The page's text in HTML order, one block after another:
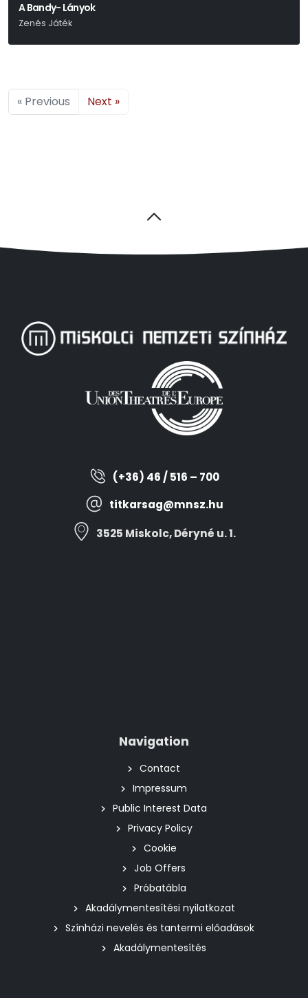
A Bandy- Lányok
Zenés Játék
« Previous Next »
(+36) 46 / 516 – 700
titkarsag@mnsz.hu
3525 Miskolc, Déryné u. 1.
Navigation
Contact
Impressum
Public Interest Data
Privacy Policy
Cookie
Job Offers
Próbatábla
Akadálymentesítési nyilatkozat
Színházi nevelés és tantermi előadások
Akadálymentesítés